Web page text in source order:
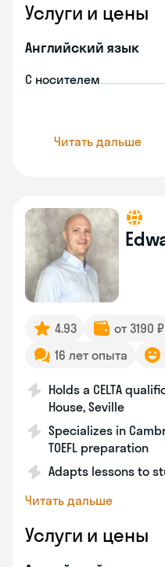
Услуги и цены
Английский язык
С носителем
Читать дальше
4.93
от 3190
16 лет опыта
Holds a CELTA
House, Seville
Specializes in
TOEFL preparation
Adapts lessons to
Читать дальше
Услуги и цены